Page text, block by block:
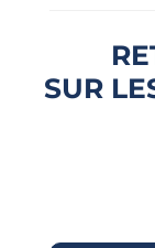
SUR